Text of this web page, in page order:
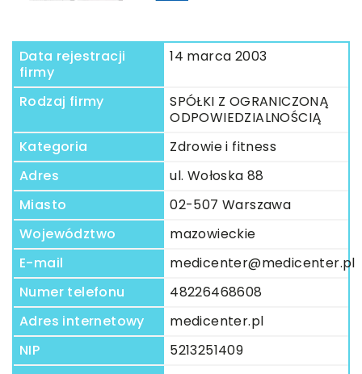
Data rejestracji
firmy
14 marca 2003
Rodzaj firmy
SPÓŁKI Z OGRANICZONĄ
ODPOWIEDZIALNOŚCIĄ
Kategoria
Zdrowie i fitness
Adres
ul. Wołoska 88
Miasto
02-507 Warszawa
Województwo
mazowieckie
E-mail
medicenter@medicenter.pl
Numer telefonu
48226468608
Adres internetowy
medicenter.pl
NIP
5213251409